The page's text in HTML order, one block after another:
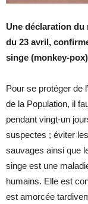
Une déclaration du
du 23 avril,
singe (monkey-
Pour se protéger de
de la Population, il
pendant vingt-un
suspectes ; éviter
sauvages ainsi que
singe est une
humains. Elle est
est amorcée